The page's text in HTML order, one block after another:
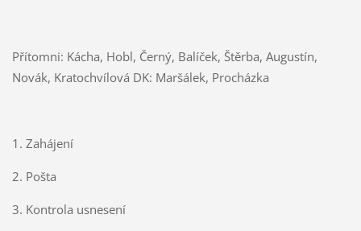
Přítomni: Kácha, Hobl, Černý, Balíček, Štěrba, Augustín,
Novák, Kratochvílová DK: Maršálek, Procházka
1. Zahájení
2. Pošta
3. Kontrola usnesení